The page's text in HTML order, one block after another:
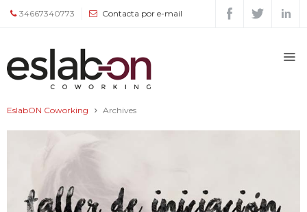
34667340773 Contacta por e-mail
EslabON Coworking Archives
Quiénes
somos
Espacios
Tarifas